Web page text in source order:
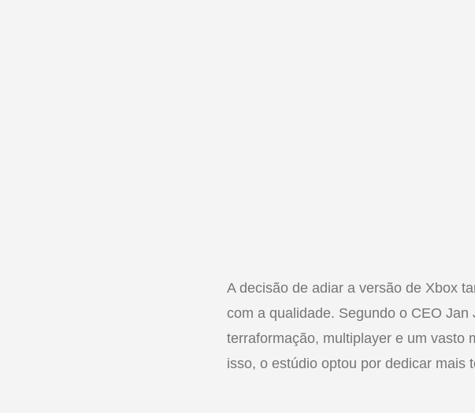
A decisão de adiar a versão de Xbox
com a qualidade. Segundo o CEO
terraformação, multiplayer e um vasto
isso, o estúdio optou por dedicar mais